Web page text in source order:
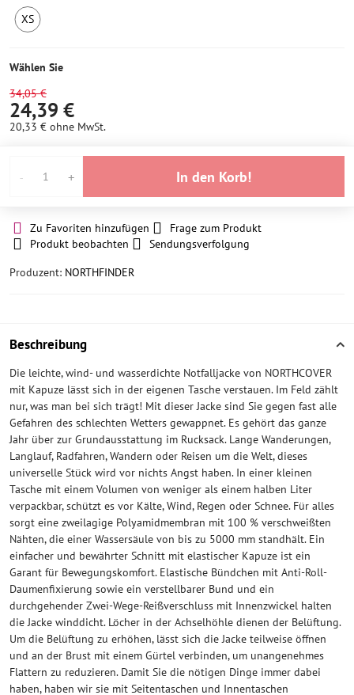
XS
auf
Wählen Sie
34,05 €
24,39 €
20,33 € ohne MwSt.
In den Korb!
Zu Favoriten hinzufügen
Frage zum Produkt
Produkt beobachten
Sendungsverfolgung
Produzent: NORTHFINDER
Beschreibung
Die leichte, wind- und wasserdichte Notfalljacke von NORTHCOVER
mit Kapuze lässt sich in der eigenen Tasche verstauen. Im Feld zählt
nur, was man bei sich trägt! Mit dieser Jacke sind Sie gegen fast alle
Gefahren des schlechten Wetters gewappnet. Es gehört das ganze
Jahr über zur Grundausstattung im Rucksack. Lange Wanderungen,
Langlauf, Radfahren, Wandern oder Reisen um die Welt, dieses
universelle Stück wird vor nichts Angst haben. In einer kleinen
Tasche mit einem Volumen von weniger als einem halben Liter
verpackbar, schützt es vor Kälte, Wind, Regen oder Schnee. Für alles
sorgt eine zweilagige Polyamidmembran mit 100 % verschweißten
Nähten, die einer Wassersäule von bis zu 5000 mm standhält. Ein
einfacher und bewährter Schnitt mit elastischer Kapuze ist ein
Garant für Bewegungskomfort. Elastische Bündchen mit Anti-Roll-
Daumenfixierung sowie ein verstellbarer Bund und ein
durchgehender Zwei-Wege-Reißverschluss mit Innenzwickel halten
die Jacke winddicht. Löcher in der Achselhöhle dienen der Belüftung.
Um die Belüftung zu erhöhen, lässt sich die Jacke teilweise öffnen
und an der Brust mit einem Gürtel verbinden, um unangenehmes
Flattern zu reduzieren. Damit Sie die nötigen Dinge immer dabei
haben, haben wir sie mit Seitentaschen und Innentaschen